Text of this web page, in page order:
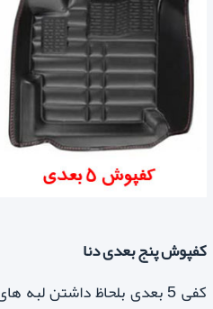
کفپوش پنج بعدی دنا
کفی 5 بعدی بلحاظ داشتن